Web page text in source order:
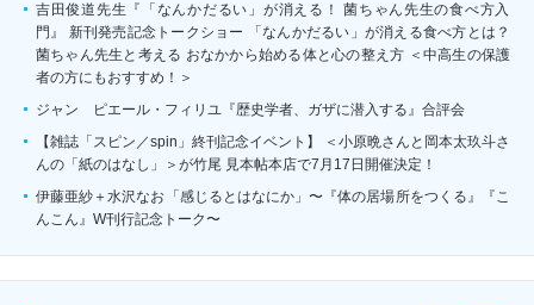
吉田俊道先生『「なんかだるい」が消える！ 菌ちゃん先生の食べ方入
門』 新刊発売記念トークショー 「なんかだるい」が消える食べ方とは？
菌ちゃん先生と考える おなかから始める体と心の整え方 ＜中高生の保護
者の方にもおすすめ！＞
ジャン゠ピエール・フィリユ『歴史学者、ガザに潜入する』合評会
【雑誌「スピン／spin」終刊記念イベント】 ＜小原晩さんと岡本太玖斗さ
んの「紙のはなし」＞が竹尾 見本帖本店で7月17日開催決定！
伊藤亜紗＋水沢なお「感じるとはなにか」〜『体の居場所をつくる』『こ
んこん』W刊行記念トーク〜